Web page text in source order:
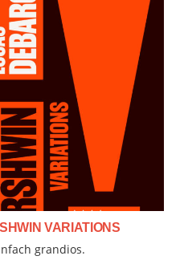
VARIATIONS
grandios.